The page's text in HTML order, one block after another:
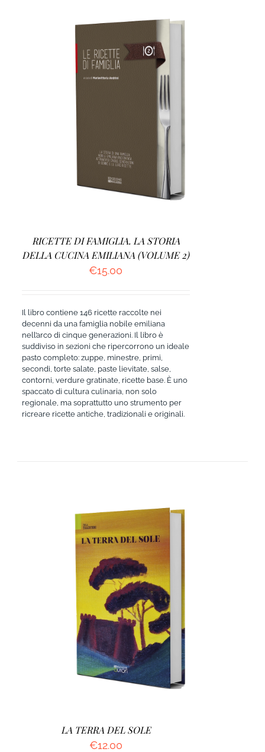
/
RICETTE DI FAMIGLIA. LA STORIA
DELLA CUCINA EMILIANA (VOLUME 2)
€15.00
Il libro contiene 146 ricette raccolte nei
decenni da una famiglia nobile emiliana
nell’arco di cinque generazioni. Il libro è
suddiviso in sezioni che ripercorrono un ideale
pasto completo: zuppe, minestre, primi,
secondi, torte salate, paste lievitate, salse,
contorni, verdure gratinate, ricette base. È uno
spaccato di cultura culinaria, non solo
regionale, ma soprattutto uno strumento per
ricreare ricette antiche, tradizionali e originali.
AGGIUNGI AL CARRELLO /
LA TERRA DEL SOLE
€12.00